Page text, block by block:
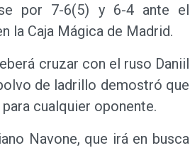
por 7-6(5) y 6-4 ante el
la Caja Mágica de Madrid.
cruzar con el ruso Daniil
de ladrillo demostró que
cualquier oponente.
Navone, que irá en busca